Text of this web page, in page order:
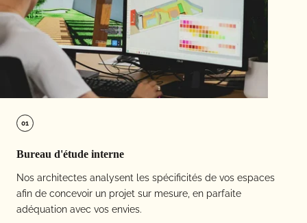
01
Bureau d'étude interne
Nos architectes analysent les spécificités de vos espaces
afin de concevoir un projet sur mesure, en parfaite
adéquation avec vos envies.